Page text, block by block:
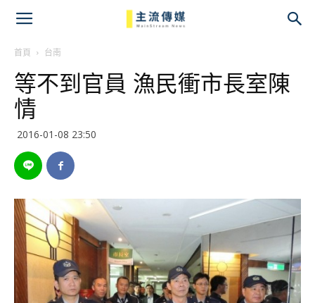
首頁 台南
等不到官員 漁民衝市長室陳
情
2016-01-08 23:50